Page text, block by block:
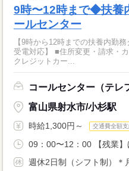
9時〜12時まで◆扶養
ールセンター
【9時から12時までの扶養内勤
受電対応】 ■住所変更・請求・
クレジットカー...
コールセンター（テレ
富山県射水市/小杉駅
時給1,300円～ 交通費全額
09：00〜12：00 【残業】
週休2日制（シフト制）＊